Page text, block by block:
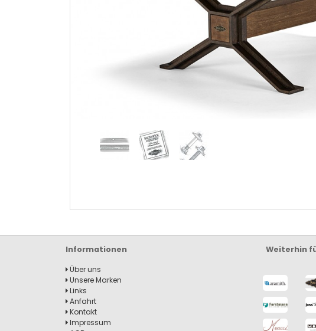
Informationen
Über uns
Unsere Marken
Links
Anfahrt
Kontakt
Impressum
Weiterhin